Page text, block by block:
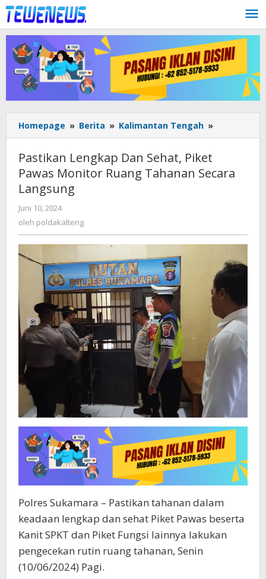
Lewati
ke
konten
Homepage » Berita » Kalimantan Tengah »
Lengkap
Piket
Secara
Pastikan Lengkap Dan Sehat, Piket
Pawas Monitor Ruang Tahanan Secara
Langsung
Juni 10, 2024
poldakalteng
oleh poldakalteng
Polres Sukamara – Pastikan tahanan dalam
keadaan lengkap dan sehat Piket Pawas beserta
Kanit SPKT dan Piket Fungsi lainnya lakukan
pengecekan rutin ruang tahanan, Senin
(10/06/2024) Pagi.